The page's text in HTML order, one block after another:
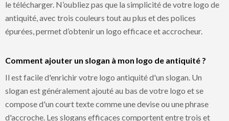
le télécharger. N’oubliez pas que la simplicité de votre logo de
antiquité, avec trois couleurs tout au plus et des polices
épurées, permet d’obtenir un logo efficace et accrocheur.
Comment ajouter un slogan à mon logo de antiquité ?
Il est facile d'enrichir votre logo antiquité d'un slogan. Un
slogan est généralement ajouté au bas de votre logo et se
compose d'un court texte comme une devise ou une phrase
d'accroche. Les slogans efficaces comportent entre trois et